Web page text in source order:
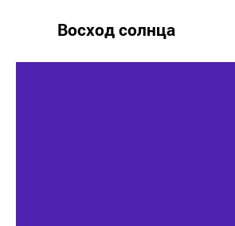
Восход солнца